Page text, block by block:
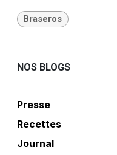
Braseros
NOS BLOGS
Presse
Recettes
Journal